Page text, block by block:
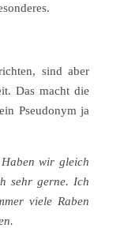
sind aber
Das macht die
Pseudonym ja
wir gleich
sehr gerne. Ich
viele Raben